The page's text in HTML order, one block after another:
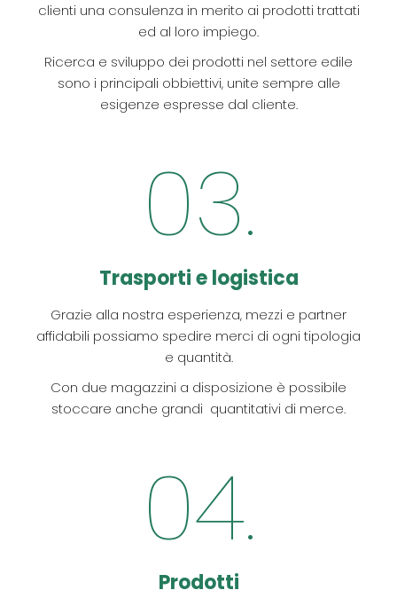
clienti una consulenza in merito ai prodotti trattati
ed al loro impiego.
Ricerca e sviluppo dei prodotti nel settore edile
sono i principali obbiettivi, unite sempre alle
esigenze espresse dal cliente.
03.
Trasporti e logistica
Grazie alla nostra esperienza, mezzi e partner
affidabili possiamo spedire merci di ogni tipologia
e quantità.
Con due magazzini a disposizione è possibile
stoccare anche grandi quantitativi di merce.
04.
Prodotti